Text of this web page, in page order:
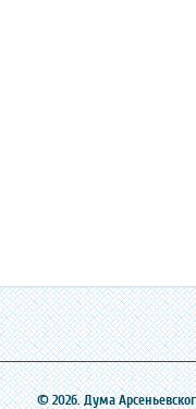
© 2026. Дума